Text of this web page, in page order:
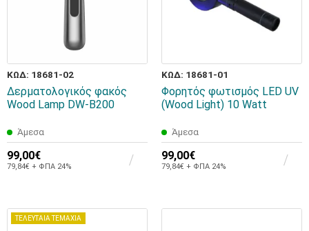
ΚΩΔ: 18681-02
Δερματολογικός φακός
Wood Lamp DW-B200
Άμεσα
99,00€
79,84€ + ΦΠΑ 24%
ΚΩΔ: 18681-01
Φορητός φωτισμός LED UV
(Wood Light) 10 Watt
Άμεσα
99,00€
79,84€ + ΦΠΑ 24%
ΤΕΛΕΥΤΑΙΑ ΤΕΜΑΧΙΑ